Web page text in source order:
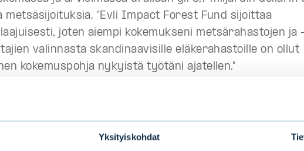
Yksityiskohdat
metsäsijoituksia. ”Evli Impact Forest Fund sijoittaa
joten aiempi kokemukseni metsärahastojen ja
valinnasta skandinaavisille eläkerahastoille on ollut
kokemuspohja nykyistä työtäni ajatellen."
olisiko
globaali javastuullisuutta